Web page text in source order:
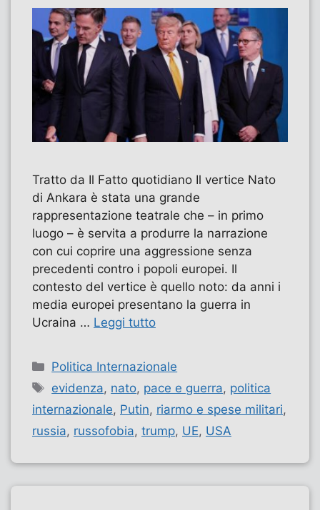
Tratto da Il Fatto quotidiano Il vertice Nato
di Ankara è stata una grande
rappresentazione teatrale che – in primo
luogo – è servita a produrre la narrazione
con cui coprire una aggressione senza
precedenti contro i popoli europei. Il
contesto del vertice è quello noto: da anni i
media europei presentano la guerra in
Ucraina … Leggi tutto
Categorie
Politica Internazionale
Tag
evidenza, nato, pace e guerra, politica
internazionale, Putin, riarmo e spese militari,
russia, russofobia, trump, UE, USA